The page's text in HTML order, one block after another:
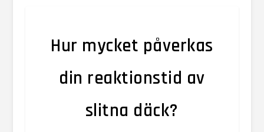
Hur mycket påverkas
din reaktionstid av
slitna däck?